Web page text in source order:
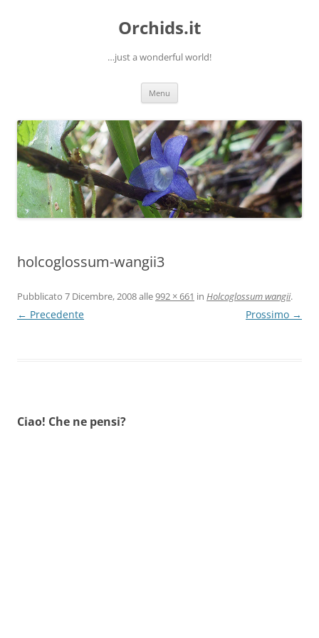
Orchids.it
…just a wonderful world!
Menu
holcoglossum-wangii3
Pubblicato 7 Dicembre, 2008alle992 × 661 in Holcoglossum wangii.
← Precedente Prossimo →
Ciao! Che ne pensi?